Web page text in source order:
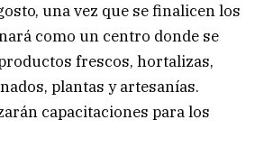
una vez que se finalicen los
como un centro donde se
frescos, hortalizas,
plantas y artesanías.
capacitaciones para los